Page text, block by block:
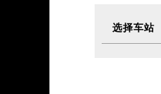
选择车站